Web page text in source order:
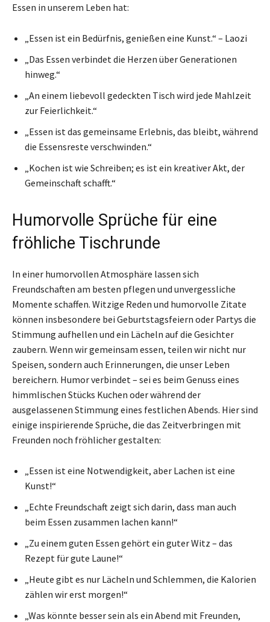
Essen in unserem Leben hat:
„Essen ist ein Bedürfnis, genießen eine Kunst.“ – Laozi
„Das Essen verbindet die Herzen über Generationen
hinweg.“
„An einem liebevoll gedeckten Tisch wird jede Mahlzeit
zur Feierlichkeit.“
„Essen ist das gemeinsame Erlebnis, das bleibt, während
die Essensreste verschwinden.“
„Kochen ist wie Schreiben; es ist ein kreativer Akt, der
Gemeinschaft schafft.“
Humorvolle Sprüche für eine
fröhliche Tischrunde
In einer humorvollen Atmosphäre lassen sich
Freundschaften am besten pflegen und unvergessliche
Momente schaffen. Witzige Reden und humorvolle Zitate
können insbesondere bei Geburtstagsfeiern oder Partys die
Stimmung aufhellen und ein Lächeln auf die Gesichter
zaubern. Wenn wir gemeinsam essen, teilen wir nicht nur
Speisen, sondern auch Erinnerungen, die unser Leben
bereichern. Humor verbindet – sei es beim Genuss eines
himmlischen Stücks Kuchen oder während der
ausgelassenen Stimmung eines festlichen Abends. Hier sind
einige inspirierende Sprüche, die das Zeitverbringen mit
Freunden noch fröhlicher gestalten:
„Essen ist eine Notwendigkeit, aber Lachen ist eine
Kunst!“
„Echte Freundschaft zeigt sich darin, dass man auch
beim Essen zusammen lachen kann!“
„Zu einem guten Essen gehört ein guter Witz – das
Rezept für gute Laune!“
„Heute gibt es nur Lächeln und Schlemmen, die Kalorien
zählen wir erst morgen!“
„Was könnte besser sein als ein Abend mit Freunden,